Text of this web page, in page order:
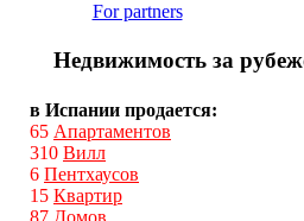
For partners
Недвижимость за
в Испании продается:
65 Апартаментов
310 Вилл
6 Пентхаусов
15 Квартир
87 Домов